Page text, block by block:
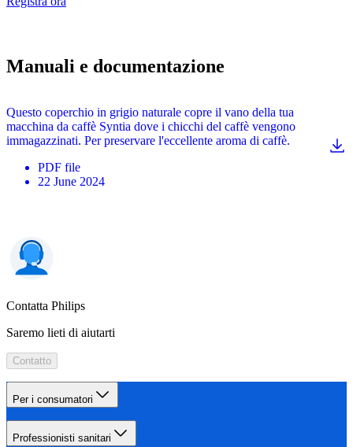
Manuali e documentazione
Questo coperchio in grigio naturale copre il vano della tua
macchina da caffè Syntia dove i chicchi del caffè vengono
immagazzinati. Per preservare l'eccellente aroma di caffè.
PDF file
22 June 2024
Contatta Philips
Saremo lieti di aiutarti
Contatto
Per i consumatori
Professionisti sanitari